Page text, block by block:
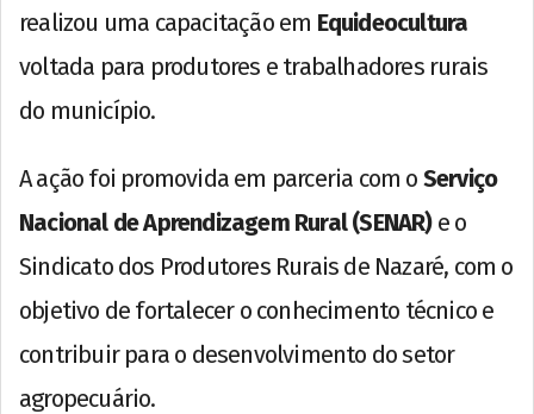
realizou uma capacitação em Equideocultura
voltada para produtores e trabalhadores rurais
do município.
A ação foi promovida em parceria com o Serviço
Nacional de Aprendizagem Rural (SENAR)e o
Sindicato dos Produtores Rurais de Nazaré, com o
objetivo de fortalecer o conhecimento técnico e
contribuir para o desenvolvimento do setor
agropecuário.